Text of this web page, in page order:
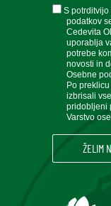
soglasje
S
podatkov
Cedevita
uporablja
potrebe
novosti in
Osebne
Po
izbrisali
pridobljeni
Varstvo